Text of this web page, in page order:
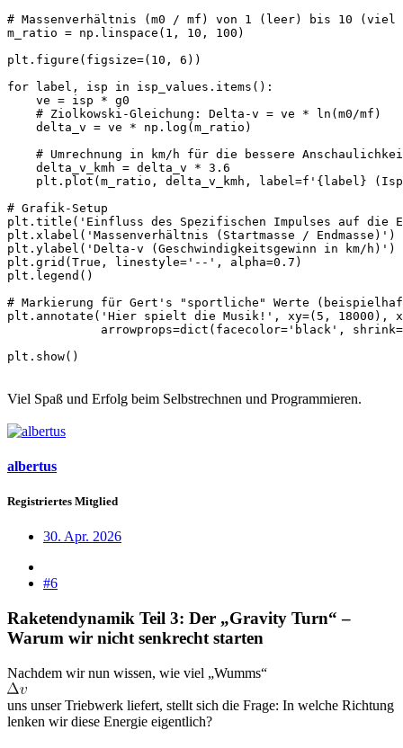
# Massenverhältnis (m0 / mf) von 1 (leer) bis 10
m_ratio = np.linspace(1, 10, 100)
plt.figure(figsize=(10, 6))
for label, isp in isp_values.items():
    ve = isp * g0
    # Ziolkowski-Gleichung: Delta-v = ve * ln(m0/mf)
    delta_v = ve * np.log(m_ratio)
# Umrechnung in km/h für die bessere
    delta_v_kmh = delta_v * 3.6
plt.plot(m_ratio, delta_v_kmh, label=f'{label}
# Grafik-Setup
plt.title('Einfluss des Spezifischen Impulses auf die
plt.xlabel('Massenverhältnis (Startmasse / Endmasse)')
plt.ylabel('Delta-v (Geschwindigkeitsgewinn in km/h)')
plt.grid(True, linestyle='--', alpha=0.7)
plt.legend()
# Markierung für Gert's "sportliche" Werte
plt.annotate('Hier spielt die Musik!', xy=(5, 18000),
arrowprops=dict(facecolor='black',
plt.show()
Viel Spaß und Erfolg beim Selbstrechnen und Programmieren.
albertus
Registriertes Mitglied
30. Apr. 2026
#6
Raketendynamik Teil 3: Der „Gravity Turn“ –
Warum wir nicht senkrecht starten
Nachdem wir nun wissen, wie viel „Wumms“
uns unser Triebwerk liefert, stellt sich die Frage: In welche Richtung
lenken wir diese Energie eigentlich?